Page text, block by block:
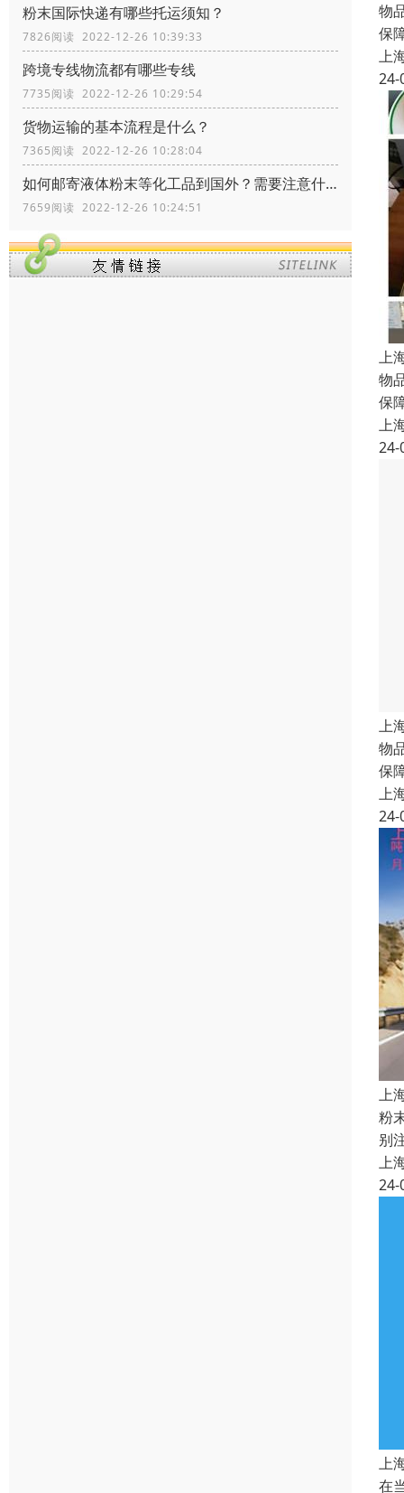
粉末国际快递有哪些托运须知？
7826阅读 2022-12-26 10:39:33
跨境专线物流都有哪些专线
7735阅读 2022-12-26 10:29:54
货物运输的基本流程是什么？
7365阅读 2022-12-26 10:28:04
如何邮寄液体粉末等化工品到国外？需要注意什么？
7659阅读 2022-12-26 10:24:51
物
保
上
24-
上
物
保
上
24-
上
物
保
上
24-
上
粉
别
上
24-
上
在